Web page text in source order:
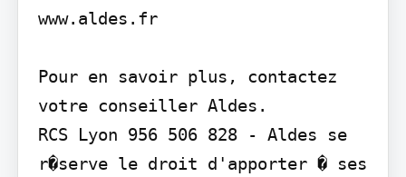
www.aldes.fr
Pour en savoir plus, contactez
votre conseiller Aldes.
RCS Lyon 956 506 828 - Aldes se
r�serve le droit d'apporter � ses